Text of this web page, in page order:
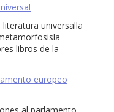
universalla
libros de la
europeo
al parlamento